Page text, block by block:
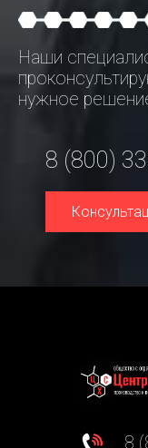
Наши
нужное
8 (800)
8